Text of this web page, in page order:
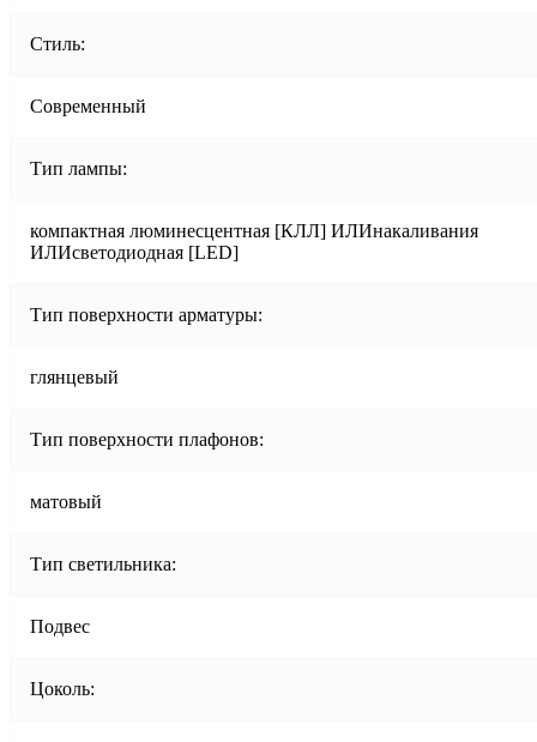
Стиль:
Современный
Тип лампы:
компактная люминесцентная [КЛЛ] ИЛИнакаливания
ИЛИсветодиодная [LED]
Тип поверхности арматуры:
глянцевый
Тип поверхности плафонов:
матовый
Тип светильника:
Подвес
Цоколь: